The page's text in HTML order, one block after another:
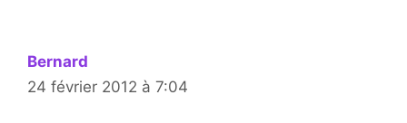
Bernard
24 février 2012 à 7:04